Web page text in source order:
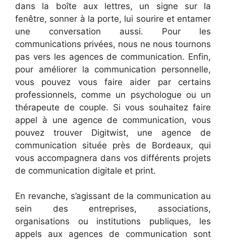
dans la boîte aux lettres, un signe sur la
fenêtre, sonner à la porte, lui sourire et entamer
une conversation aussi. Pour les
communications privées, nous ne nous tournons
pas vers les agences de communication. Enfin,
pour améliorer la communication personnelle,
vous pouvez vous faire aider par certains
professionnels, comme un psychologue ou un
thérapeute de couple. Si vous souhaitez faire
appel à une agence de communication, vous
pouvez trouver Digitwist, une agence de
communication située près de Bordeaux, qui
vous accompagnera dans vos différents projets
de communication digitale et print.
En revanche, s’agissant de la communication au
sein des entreprises, associations,
organisations ou institutions publiques, les
appels aux agences de communication sont